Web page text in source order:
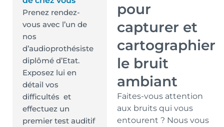
Prenez rendez-
vous avec l’un de
nos
d’audioprothésiste
diplômé d’Etat.
Exposez lui en
détail vos
difficultés et
effectuez un
premier test auditif
pour
capturer et
cartographier
le bruit
ambiant
Faites-vous attention
aux bruits qui vous
entourent ? Nous vous